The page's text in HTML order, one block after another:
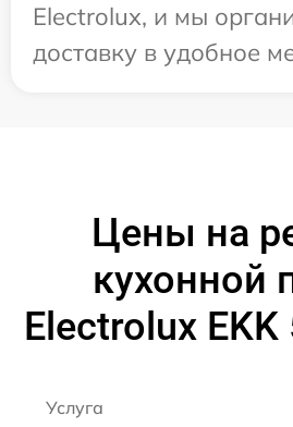
Electrolux, и мы
доставку в удобное
Цены на
кухонной
Electrolux EKK
Услуга